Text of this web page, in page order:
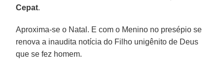
Cepat.
Aproxima-se o Natal. E com o Menino no presépio se
renova a inaudita notícia do Filho unigênito de Deus
que se fez homem.